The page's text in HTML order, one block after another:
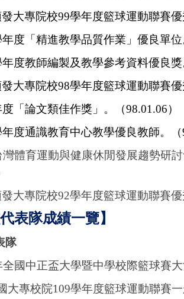
大專院校99學年度籃球運動聯賽
度「精進教學品質作業」優良單
度教師編製及教學參考資料優良獎
大專院校98學年度籃球運動聯賽
「論文類佳作獎」。（98.01.06）
度通識教育中心教學優良教師。
灣體育運動與健康休閒發展趨勢研
大專院校92學年度籃球運動聯賽
表隊成績一覽】
隊
全國中正盃大學暨中學校際籃球賽
大專校院109學年度籃球運動聯賽